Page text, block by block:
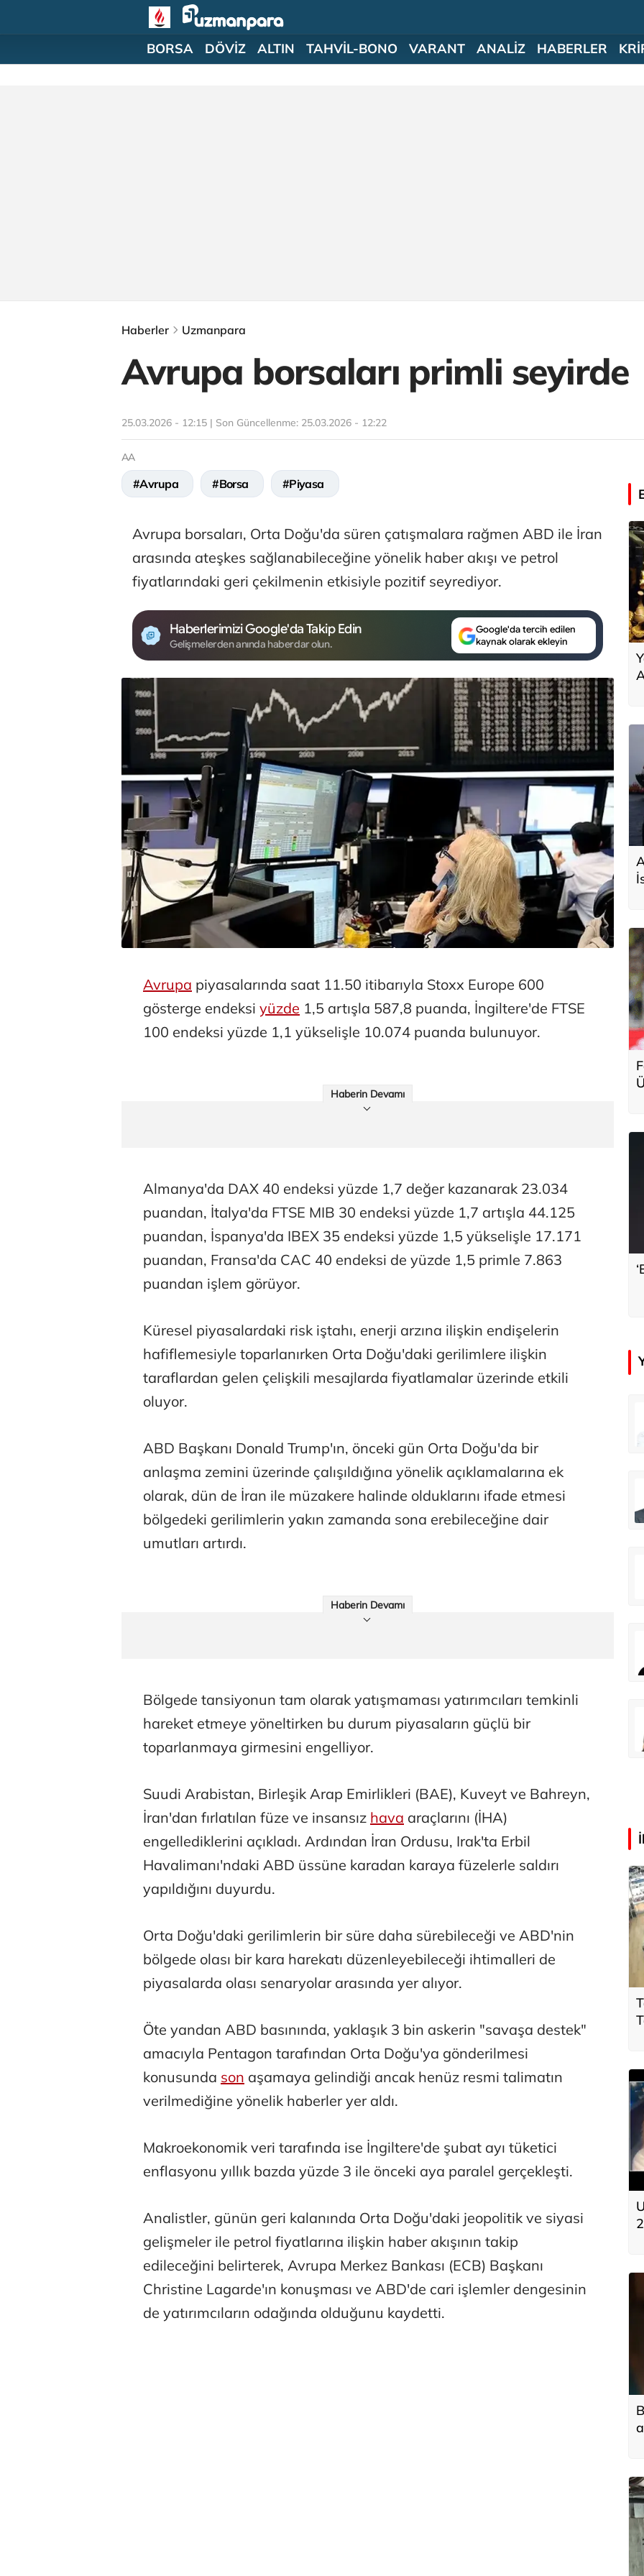
BORSA DÖVİZ ALTIN TAHVİL-BONO VARANT ANALİZ HABERLER
Haberler Uzmanpara
Avrupa borsaları primli seyirde
25.03.2026 - 12:15 | Son Güncellenme: 25.03.2026 - 12:22
AA
#Avrupa #Borsa #Piyasa
Avrupa borsaları, Orta Doğu'da süren çatışmalara rağmen ABD ile İran
arasında ateşkes sağlanabileceğine yönelik haber akışı ve petrol
fiyatlarındaki geri çekilmenin etkisiyle pozitif seyrediyor.
Haberlerimizi Google'da Takip Edin
Gelişmelerden anında haberdar olun.
Google'da tercih edilen
kaynak olarak ekleyin
Avrupa piyasalarında saat 11.50 itibarıyla Stoxx Europe 600
gösterge endeksi yüzde 1,5 artışla 587,8 puanda, İngiltere'de FTSE
100 endeksi yüzde 1,1 yükselişle 10.074 puanda bulunuyor.
Haberin Devamı
Almanya'da DAX 40 endeksi yüzde 1,7 değer kazanarak 23.034
puandan, İtalya'da FTSE MIB 30 endeksi yüzde 1,7 artışla 44.125
puandan, İspanya'da IBEX 35 endeksi yüzde 1,5 yükselişle 17.171
puandan, Fransa'da CAC 40 endeksi de yüzde 1,5 primle 7.863
puandan işlem görüyor.
Küresel piyasalardaki risk iştahı, enerji arzına ilişkin endişelerin
hafiflemesiyle toparlanırken Orta Doğu'daki gerilimlere ilişkin
taraflardan gelen çelişkili mesajlarda fiyatlamalar üzerinde etkili
oluyor.
ABD Başkanı Donald Trump'ın, önceki gün Orta Doğu'da bir
anlaşma zemini üzerinde çalışıldığına yönelik açıklamalarına ek
olarak, dün de İran ile müzakere halinde olduklarını ifade etmesi
bölgedeki gerilimlerin yakın zamanda sona erebileceğine dair
umutları artırdı.
Haberin Devamı
Bölgede tansiyonun tam olarak yatışmaması yatırımcıları temkinli
hareket etmeye yöneltirken bu durum piyasaların güçlü bir
toparlanmaya girmesini engelliyor.
Suudi Arabistan, Birleşik Arap Emirlikleri (BAE), Kuveyt ve Bahreyn,
İran'dan fırlatılan füze ve insansız hava araçlarını (İHA)
engellediklerini açıkladı. Ardından İran Ordusu, Irak'ta Erbil
Havalimanı'ndaki ABD üssüne karadan karaya füzelerle saldırı
yapıldığını duyurdu.
Orta Doğu'daki gerilimlerin bir süre daha sürebileceği ve ABD'nin
bölgede olası bir kara harekatı düzenleyebileceği ihtimalleri de
piyasalarda olası senaryolar arasında yer alıyor.
Öte yandan ABD basınında, yaklaşık 3 bin askerin "savaşa destek"
amacıyla Pentagon tarafından Orta Doğu'ya gönderilmesi
konusunda son aşamaya gelindiği ancak henüz resmi talimatın
verilmediğine yönelik haberler yer aldı.
Makroekonomik veri tarafında ise İngiltere'de şubat ayı tüketici
enflasyonu yıllık bazda yüzde 3 ile önceki aya paralel gerçekleşti.
Analistler, günün geri kalanında Orta Doğu'daki jeopolitik ve siyasi
gelişmeler ile petrol fiyatlarına ilişkin haber akışının takip
edileceğini belirterek, Avrupa Merkez Bankası (ECB) Başkanı
Christine Lagarde'ın konuşması ve ABD'de cari işlemler dengesinin
de yatırımcıların odağında olduğunu kaydetti.
Prof. Dr. Mahmut Özer
İnsan-ı Kâmilden Erdemli Şehre: İslam Düşüncesinde Adalet-II
Hakkı Öcal
Çağdaş Ertuna